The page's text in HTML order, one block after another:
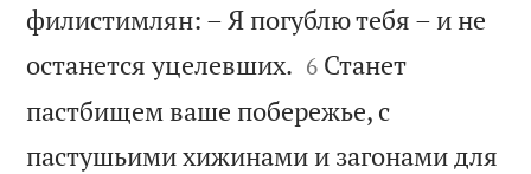
филистимлян: – Я погублю тебя – и не
останется уцелевших. 

6 Станет
пастбищем ваше побережье, с
пастушьими хижинами и загонами для